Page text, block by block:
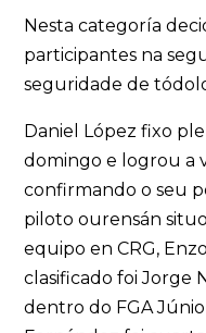
Nesta categoría
participantes na
seguridade de
Daniel López fixo
domingo e logrou a
confirmando o seu
piloto ourensán
equipo en CRG,
clasificado foi Jorge
dentro do FGA